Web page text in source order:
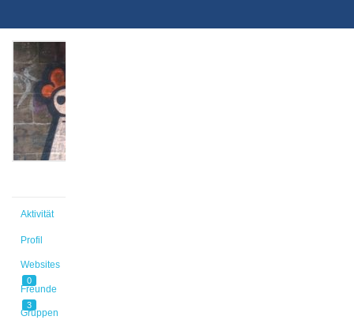
Aktivität
Profil
Websites
0
Freunde
3
Gruppen